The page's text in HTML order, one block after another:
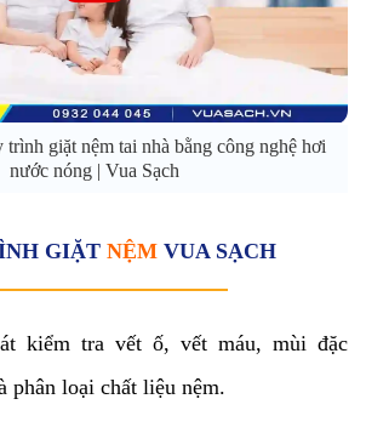
giặt nệm tai nhà bằng công nghệ hơi
nước nóng | Vua Sạch
GIẶT NỆMVUA SẠCH
kiểm tra vết ố, vết máu, mùi đặc
phân loại chất liệu nệm.